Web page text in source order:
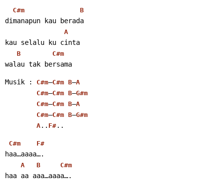
C#m B
dimanapun kau berada
A
kau selalu ku cinta
B C#m
walau tak bersama
Musik : C#m–C#m B–A
C#m–C#m B–G#m
C#m–C#m B–A
C#m–C#m B–G#m
A .. F# ..
C#m F#
haa…aaaa….
A B C#m
haa aa aaa…aaaa….